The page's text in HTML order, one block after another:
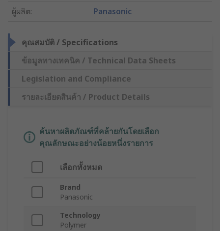
ผู้ผลิต: Panasonic
คุณสมบัติ / Specifications
ข้อมูลทางเทคนิค / Technical Data Sheets
Legislation and Compliance
รายละเอียดสินค้า / Product Details
ค้นหาผลิตภัณฑ์ที่คล้ายกันโดยเลือก
คุณลักษณะอย่างน้อยหนึ่งรายการ
เลือกทั้งหมด
Brand
Panasonic
Technology
Polymer